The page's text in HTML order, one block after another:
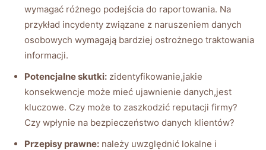
wymagać różnego podejścia‍ do raportowania. Na
przykład incydenty związane⁤ z naruszeniem danych
osobowych wymagają bardziej ostrożnego traktowania
informacji.
Potencjalne skutki: zidentyfikowanie,jakie
konsekwencje może mieć ujawnienie⁤ danych,jest
kluczowe. Czy‍ może to zaszkodzić reputacji firmy?
Czy wpłynie na‍ bezpieczeństwo danych klientów?
Przepisy⁤ prawne: należy uwzględnić lokalne i​